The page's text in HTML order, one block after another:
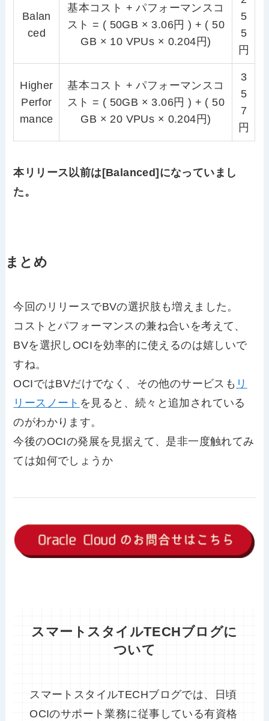
Balan
ced
基本コスト + パフォーマンスコ
スト = ( 50GB × 3.06円 ) + ( 50
GB × 10 VPUs × 0.204円)
5
5
円
Higher
Perfor
mance
基本コスト + パフォーマンスコ
スト = ( 50GB × 3.06円 ) + ( 50
GB × 20 VPUs × 0.204円)
3
5
7
円
本リリース以前は[Balanced]になっていまし
た。
まとめ
今回のリリースでBVの選択肢も増えました。
コストとパフォーマンスの兼ね合いを考えて、
BVを選択しOCIを効率的に使えるのは嬉しいで
すね。
OCIではBVだけでなく、その他のサービスも リ
リースノート を見ると、続々と追加されている
のがわかります。
今後のOCIの発展を見据えて、是非一度触れてみ
ては如何でしょうか
スマートスタイルTECHブログに
ついて
スマートスタイルTECHブログでは、日頃
OCIのサポート業務に従事している有資格